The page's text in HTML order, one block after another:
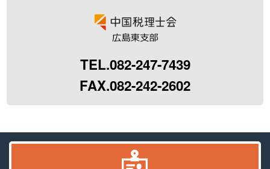
TEL.082-247-7439
FAX.082-242-2602